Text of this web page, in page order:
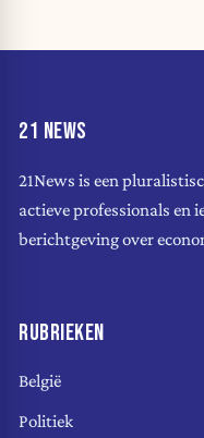
21 NEWS
21News is een
actieve professionals en
berichtgeving over
RUBRIEKEN
België
Politiek